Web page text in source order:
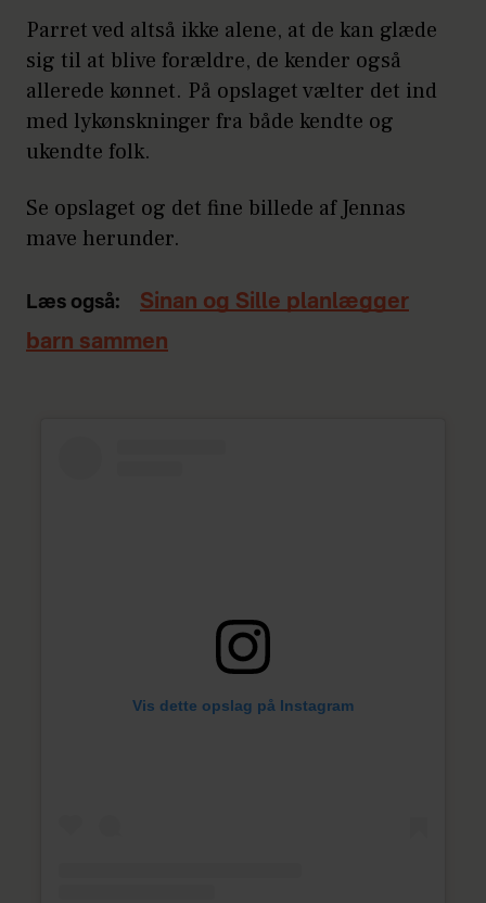
Parret ved altså ikke alene, at de kan glæde
sig til at blive forældre, de kender også
allerede kønnet. På opslaget vælter det ind
med lykønskninger fra både kendte og
ukendte folk.
Se opslaget og det fine billede af Jennas
mave herunder.
Læs også:
Sinan og Sille planlægger
barn sammen
Vis dette opslag på Instagram